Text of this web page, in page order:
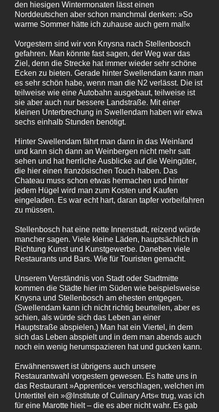
den hiesigen Wintermonaten lässt einen
Norddeutschen aber schon manchmal denken: »So
warme Sommer hätte ich zuhause auch gern mal!«
Vorgestern sind wir von Knysna nach Stellenbosch
gefahren. Man könnte fast sagen, der Weg war das
Ziel, denn die Strecke hat immer wieder sehr schöne
Ecken zu bieten. Gerade hinter Swellendam kann man
es sehr schön habe, wenn man die N2 verlässt. Die ist
teilweise wie eine Autobahn ausgebaut, teilweise ist
sie aber auch nur bessere Landstraße. Mit einer
kleinen Unterbrechung in Swellendam haben wir etwa
sechs einhalb Stunden benötigt.
Hinter Swellendam fährt man dann in das Weinland
und kann sich dann an Weinbergen nicht mehr satt
sehen und hat herrliche Ausblicke auf die Weingüter,
die hier einen französischen Touch haben. Das
Chateau muss schon etwas hermachen und hinter
jedem Hügel wird man zum Kosten und Kaufen
eingeladen. Es war echt hart, daran tapfer vorbeifahren
zu müssen.
Stellenbosch hat eine nette Innenstadt, reizend würde
mancher sagen. Viele kleine Läden, hauptsächlich in
Richtung Kunst und Kunstgewerbe. Daneben viele
Restaurants und Bars. Wie für Touristen gemacht.
Unserem Verständnis von Stadt oder Stadtmitte
kommen die Städte hier im Süden wie beispielsweise
Knysna und Stellenbosch am ehesten entgegen.
(Swellendam kann ich nicht richtig beurteilen, aber es
schien, als würde sich das Leben an einer
Hauptstraße abspielen.) Man hat ein Viertel, in dem
sich das Leben abspielt und in dem man abends auch
noch ein wenig herumspazieren hat und gucken kann.
Erwähnenswert ist übrigens auch unsere
Restaurantwahl vorgestern gewesen. Es hatte uns in
das Restaurant »Apprentice« verschlagen, welchen im
Untertitel ein »@Institute of Culinary Arts« trug, was ich
für eine Marotte hielt – die es aber nicht wahr. Es gab